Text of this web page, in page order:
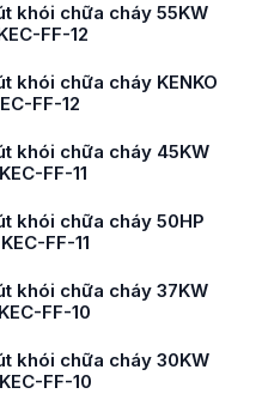
khói chữa cháy 55KW
FF-12
khói chữa cháy KENKO
FF-12
khói chữa cháy 45KW
FF-11
khói chữa cháy 50HP
FF-11
khói chữa cháy 37KW
FF-10
khói chữa cháy 30KW
FF-10